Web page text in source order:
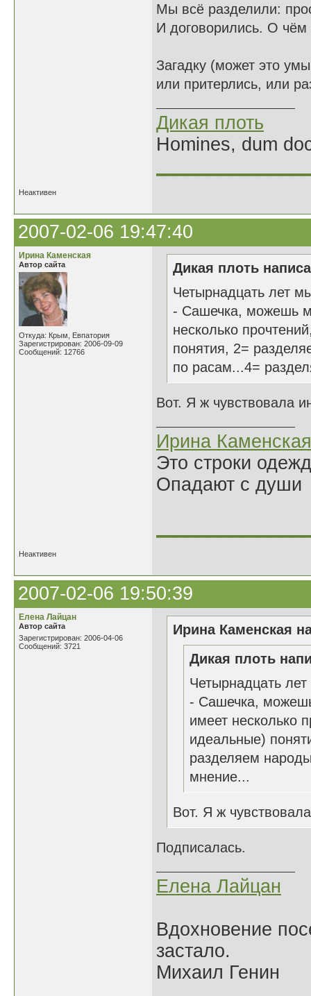
Мы всё разделили:
И договорились. О чём
Загадку (может это
или притерлись, или
Дикая плоть
Homines, dum
Неактивен
2007-02-06 19:47:40
Ирина Каменская
Автор сайта
Откуда: Крым, Евпатория
Зарегистрирован: 2006-09-09
Сообщений: 12766
Дикая плоть
Четырнадцать лет
- Сашечка, можешь
несколько
понятия, 2=
по расам...4=
Вот. Я ж чувствовала
Ирина Каменская
Это строки
Опадают с души
Неактивен
2007-02-06 19:50:39
Елена Лайцан
Автор сайта
Зарегистрирован: 2006-04-06
Сообщений: 3721
Ирина Каменская
Дикая плоть
Четырнадцать
- Сашечка,
имеет несколько
идеальные)
разделяем
мнение...
Вот. Я ж
Подписалась.
Елена Лайцан
Вдохновение
застало.
Михаил Генин